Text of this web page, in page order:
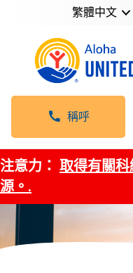
繁體中文
稱呼
注意力： 取得有關
源。.